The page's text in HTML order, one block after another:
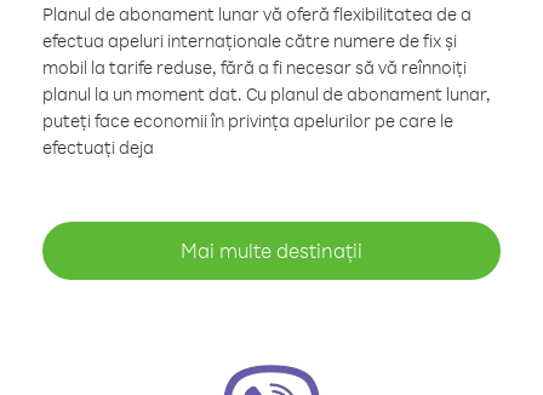
Planul de abonament lunar vă oferă flexibilitatea de a
efectua apeluri internaționale către numere de fix și
mobil la tarife reduse, fără a fi necesar să vă reînnoiți
planul la un moment dat. Cu planul de abonament lunar,
puteți face economii în privința apelurilor pe care le
efectuați deja
Mai multe destinații